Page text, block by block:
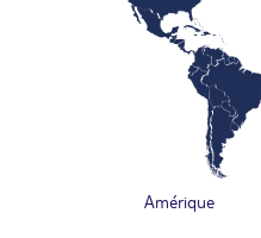
Amérique